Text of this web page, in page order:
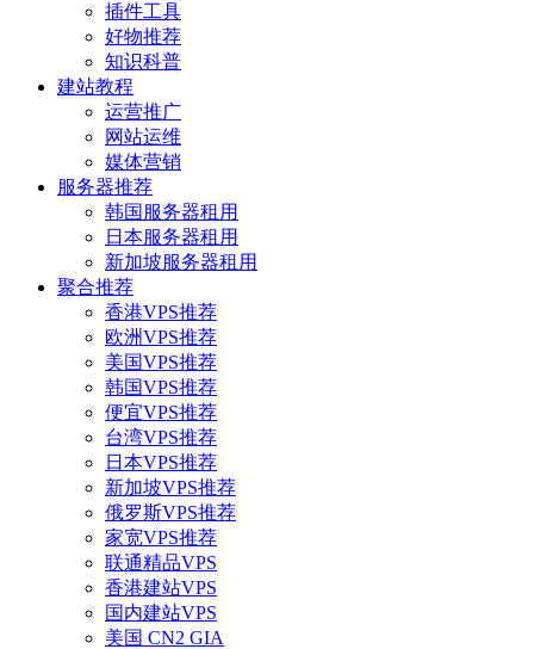
插件工具
好物推荐
知识科普
建站教程
运营推广
网站运维
媒体营销
服务器推荐
韩国服务器租用
日本服务器租用
新加坡服务器租用
聚合推荐
香港VPS推荐
欧洲VPS推荐
美国VPS推荐
韩国VPS推荐
便宜VPS推荐
台湾VPS推荐
日本VPS推荐
新加坡VPS推荐
俄罗斯VPS推荐
家宽VPS推荐
联通精品VPS
香港建站VPS
国内建站VPS
美国 CN2 GIA